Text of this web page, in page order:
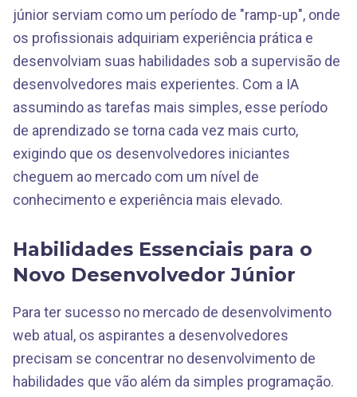
júnior serviam como um período de "ramp-up", onde
os profissionais adquiriam experiência prática e
desenvolviam suas habilidades sob a supervisão de
desenvolvedores mais experientes. Com a IA
assumindo as tarefas mais simples, esse período
de aprendizado se torna cada vez mais curto,
exigindo que os desenvolvedores iniciantes
cheguem ao mercado com um nível de
conhecimento e experiência mais elevado.
Habilidades Essenciais para o
Novo Desenvolvedor Júnior
Para ter sucesso no mercado de desenvolvimento
web atual, os aspirantes a desenvolvedores
precisam se concentrar no desenvolvimento de
habilidades que vão além da simples programação.